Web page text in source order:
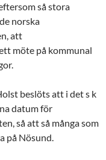
så stora
norska
att
möte på kommunal
beslöts att i det s k
datum för
så att så många som
på Nösund.